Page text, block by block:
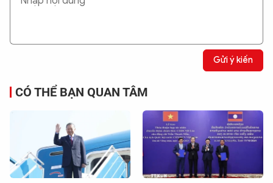
Gửi ý kiến
CÓ THỂ BẠN QUAN TÂM